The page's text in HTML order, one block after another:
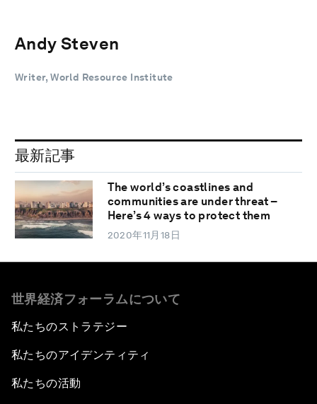
Andy Steven
Writer, World Resource Institute
最新記事
The world’s coastlines and
communities are under threat –
Here’s 4 ways to protect them
2020年11月18日
世界経済フォーラムについて
私たちのストラテジー
私たちのアイデンティティ
私たちの活動